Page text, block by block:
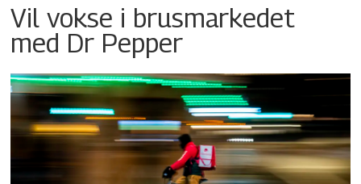
Vil vokse i brusmarkedet
med Dr Pepper